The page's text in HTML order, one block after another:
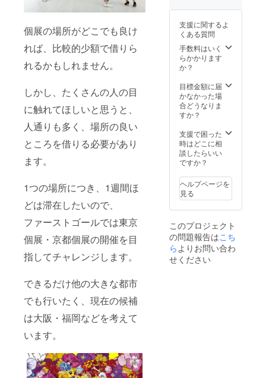
個展の場所がどこでも良け
れば、比較的少額で借りら
れるかもしれません。
しかし、たくさんの人の目
に触れてほしいと思うと、
人通りも多く、場所の良い
ところを借りる必要があり
ます。
1つの場所につき、1週間ほ
どは滞在したいので、
ファーストゴールでは東京
個展・京都個展の開催を目
指してチャレンジします。
できるだけ他の大きな都市
でも行いたく、現在の候補
は大阪・福岡などを考えて
います。
含まれ
ており
ませ
ん。 ※
チラシ
データ
しまし
ては、
起案者
のと
し、そ
の後の
使用の
起案者
です。
ので予
めご了
承くだ
さい。
※イラス
トの著
して
は、起
案者が
とし、
その後
の使用
の権利
者で
す。
記入く
い。 ※
掲載期
間は
2022年
11月ま
での1年
間で
ら
https://
norima
design.
op/
支援に関するよ
くある質問
手数料はいく
らかかります
か？
目標金額に届
かなかった場
合どうなりま
すか？
支援で困った
時はどこに相
談したらいい
ですか？
ヘルプページを
見る
このプロジェクト
の問題報告はこち
らよりお問い合わ
せください